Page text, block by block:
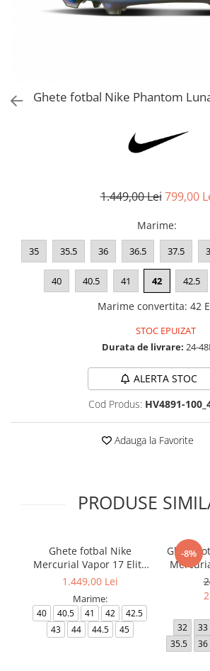
Bluze fotbal copii
Sorturi fotbal femei
Ghete fotbal Nike Phantom
1.449,00 Lei 799,00
Marime:
35 35.5 36 36.5 37.5
40 40.5 41 42 42.5
Marime convertita: 42
STOC EPUIZAT
Durata de livrare: 24-
ALERTA STOC
Cod Produs: HV4891-
Adauga la Favorite
PRODUSE
Ghete fotbal Nike
Mercurial Vapor 17 Elite
FG T Se
1.449,00 Lei
Marime:
40 40.5 41 42
42.5
43
44 44.5 45
-8%
Ghete
32 33
35.5
36